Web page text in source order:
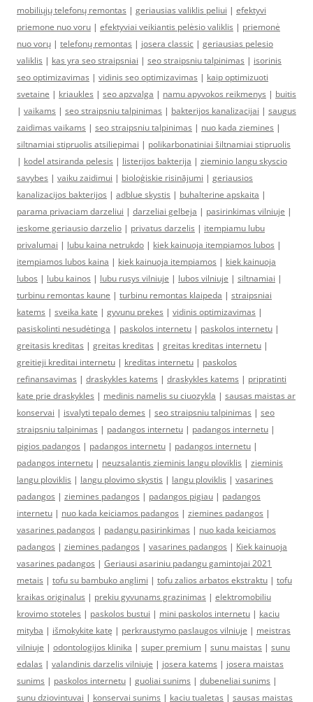
mobiliųjų telefonų remontas | geriausias valiklis peliui | efektyvi
priemone nuo voru | efektyviai veikiantis pelėsio valiklis | priemonė
nuo vorų | telefonų remontas | josera classic | geriausias pelesio
valiklis | kas yra seo straipsniai | seo straipsniu talpinimas | isorinis
seo optimizavimas | vidinis seo optimizavimas | kaip optimizuoti
svetaine | kriaukles | seo apzvalga | namu apyvokos reikmenys | buitis
| vaikams | seo straipsniu talpinimas | bakterijos kanalizacijai | saugus
zaidimas vaikams | seo straipsniu talpinimas | nuo kada ziemines |
siltnamiai stipruolis atsiliepimai | polikarbonatiniai šiltnamiai stipruolis
| kodel atsiranda pelesis | listerijos bakterija | zieminio langu skyscio
savybes | vaiku zaidimui | bioloģiskie risinājumi | geriausios
kanalizacijos bakterijos | adblue skystis | buhalterine apskaita |
parama privaciam darzeliui | darzeliai gelbeja | pasirinkimas vilniuje |
ieskome geriausio darzelio | privatus darzelis | itempiamu lubu
privalumai | lubu kaina netrukdo | kiek kainuoja itempiamos lubos |
itempiamos lubos kaina | kiek kainuoja itempiamos | kiek kainuoja
lubos | lubu kainos | lubu rusys vilniuje | lubos vilniuje | siltnamiai |
turbinu remontas kaune | turbinu remontas klaipeda | straipsniai
katems | sveika kate | gyvunu prekes | vidinis optimizavimas |
pasiskolinti nesudėtinga | paskolos internetu | paskolos internetu |
greitasis kreditas | greitas kreditas | greitas kreditas internetu |
greitieji kreditai internetu | kreditas internetu | paskolos
refinansavimas | draskykles katems | draskykles katems | pripratinti
kate prie draskykles | medinis namelis su ciuozykla | sausas maistas ar
konservai | isvalyti tepalo demes | seo straipsniu talpinimas | seo
straipsniu talpinimas | padangos internetu | padangos internetu |
pigios padangos | padangos internetu | padangos internetu |
padangos internetu | neuzsalantis zieminis langu ploviklis | zieminis
langu ploviklis | langu plovimo skystis | langu ploviklis | vasarines
padangos | ziemines padangos | padangos pigiau | padangos
internetu | nuo kada keiciamos padangos | ziemines padangos |
vasarines padangos | padangu pasirinkimas | nuo kada keiciamos
padangos | ziemines padangos | vasarines padangos | Kiek kainuoja
vasarines padangos | Geriausi asariniu padangu gamintojai 2021
metais | tofu su bambuko anglimi | tofu zalios arbatos ekstraktu | tofu
kraikas originalus | prekiu gyvunams grazinimas | elektromobiliu
krovimo stoteles | paskolos bustui | mini paskolos internetu | kaciu
mityba | išmokykite katę | perkraustymo paslaugos vilniuje | meistras
vilniuje | odontologijos klinika | super premium | sunu maistas | sunu
edalas | valandinis darzelis vilniuje | josera katems | josera maistas
sunims | paskolos internetu | guoliai sunims | dubeneliai sunims |
sunu dziovintuvai | konservai sunims | kaciu tualetas | sausas maistas